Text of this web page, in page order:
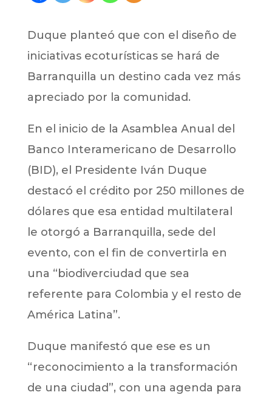
Duque planteó que con el diseño de
iniciativas ecoturísticas se hará de
Barranquilla un destino cada vez más
apreciado por la comunidad.
En el inicio de la Asamblea Anual del
Banco Interamericano de Desarrollo
(BID), el Presidente Iván Duque
destacó el crédito por 250 millones de
dólares que esa entidad multilateral
le otorgó a Barranquilla, sede del
evento, con el fin de convertirla en
una “biodiverciudad que sea
referente para Colombia y el resto de
América Latina”.
Duque manifestó que ese es un
“reconocimiento a la transformación
de una ciudad”, con una agenda para